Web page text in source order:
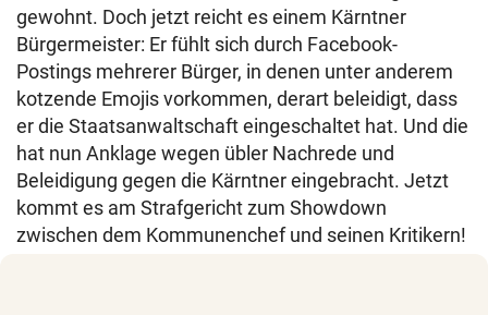
gewohnt. Doch jetzt reicht es einem Kärntner
Bürgermeister: Er fühlt sich durch Facebook-
Postings mehrerer Bürger, in denen unter anderem
kotzende Emojis vorkommen, derart beleidigt, dass
er die Staatsanwaltschaft eingeschaltet hat. Und die
hat nun Anklage wegen übler Nachrede und
Beleidigung gegen die Kärntner eingebracht. Jetzt
kommt es am Strafgericht zum Showdown
zwischen dem Kommunenchef und seinen Kritikern!